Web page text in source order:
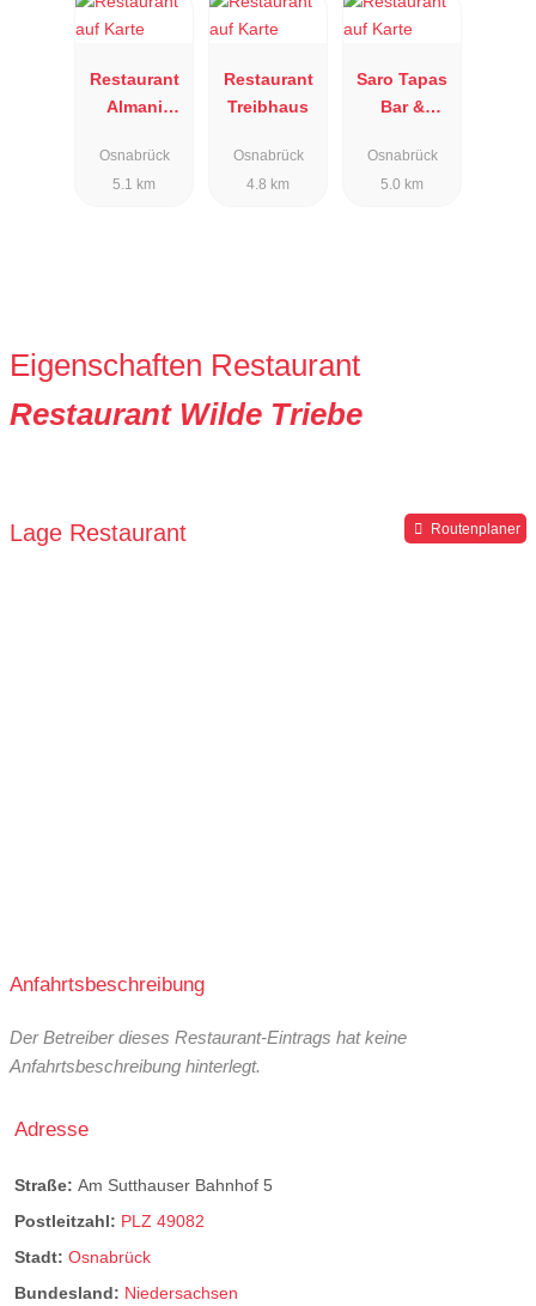
Restaurant
Almani
Osnabrück
5.1 km
Restaurant
Treibhaus
Osnabrück
4.8 km
Saro Tapas
Bar &
Osnabrück
5.0 km
Eigenschaften Restaurant
Restaurant Wilde Triebe
Lage Restaurant Routenplaner
Anfahrtsbeschreibung
Der Betreiber dieses Restaurant-Eintrags hat keine
Anfahrtsbeschreibung hinterlegt.
Adresse
Straße: Am Sutthauser Bahnhof 5
Postleitzahl: PLZ 49082
Stadt: Osnabrück
Bundesland: Niedersachsen